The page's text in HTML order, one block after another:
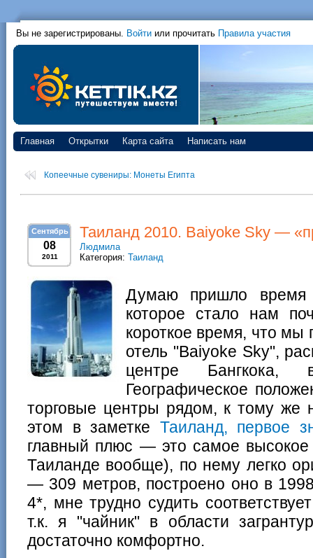
Вы не зарегистрированы. Войти или прочитать Правила участия
Главная Открытки Карта сайта Написать нам
Копеечные сувениры: Монеты Египта
Сентябрь
08
2011
Таиланд 2010. Baiyoke Sky —
Людмила
Категория: Таиланд
Думаю пришло время
которое стало нам
короткое время, что
отель "Baiyoke Sky",
центре Бангкока,
Географическое
торговые центры рядом, к тому же
этом в заметке Таиланд, первое
главный плюс — это самое высокое
Таиланде вообще), по нему легко
— 309 метров, построено оно в 1998
4*, мне трудно судить
т.к. я "чайник" в области
достаточно комфортно.